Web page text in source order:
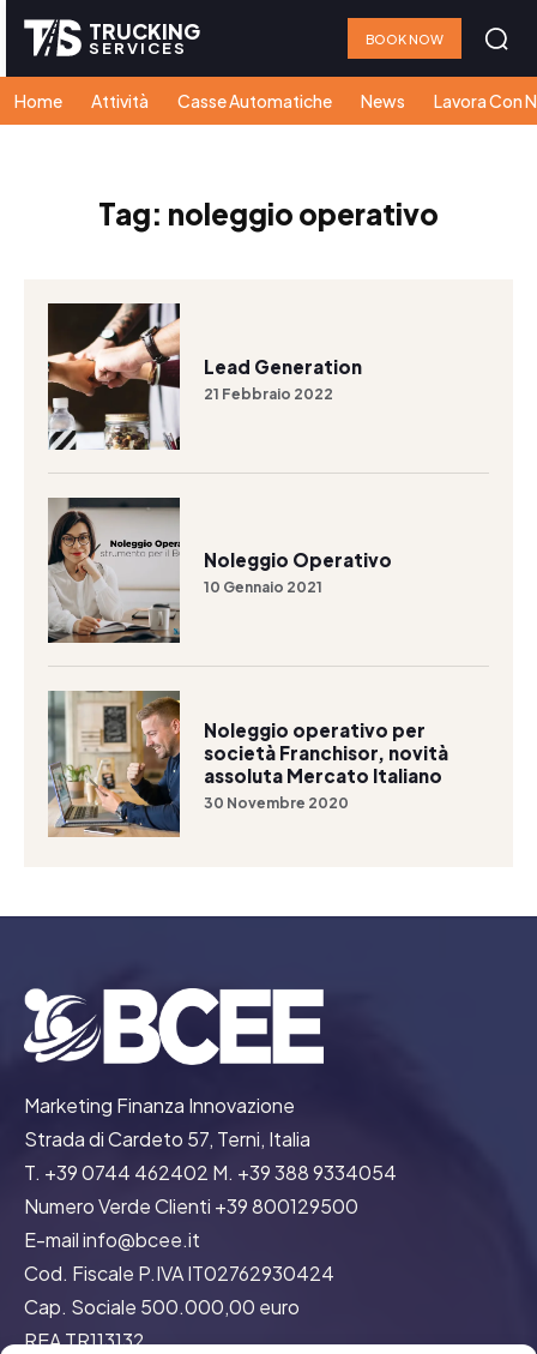
TRUCKING
SERVICES BOOK NOW
Home Attività Casse Automatiche News Lavora Con
Tag: noleggio operativo
Lead Generation
21 Febbraio 2022
Noleggio Operativo
10 Gennaio 2021
Noleggio operativo per
società Franchisor, novità
assoluta Mercato Italiano
30 Novembre 2020
Marketing Finanza Innovazione
Strada di Cardeto 57, Terni, Italia
T. +39 0744 462402 M. +39 388 9334054
Numero Verde Clienti +39 800129500
E-mail info@bcee.it
Cod. Fiscale P.IVA IT02762930424
Cap. Sociale 500.000,00 euro
REA TR113132